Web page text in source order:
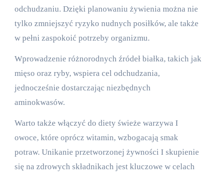
odchudzaniu. Dzięki planowaniu żywienia można nie
tylko zmniejszyć ryzyko nudnych posiłków, ale także
w pełni zaspokoić potrzeby organizmu.
Wprowadzenie różnorodnych źródeł białka, takich jak
mięso oraz ryby, wspiera cel odchudzania,
jednocześnie dostarczając niezbędnych
aminokwasów.
Warto także włączyć do diety świeże warzywa I
owoce, które oprócz witamin, wzbogacają smak
potraw. Unikanie przetworzonej żywności I skupienie
się na zdrowych składnikach jest kluczowe w celach